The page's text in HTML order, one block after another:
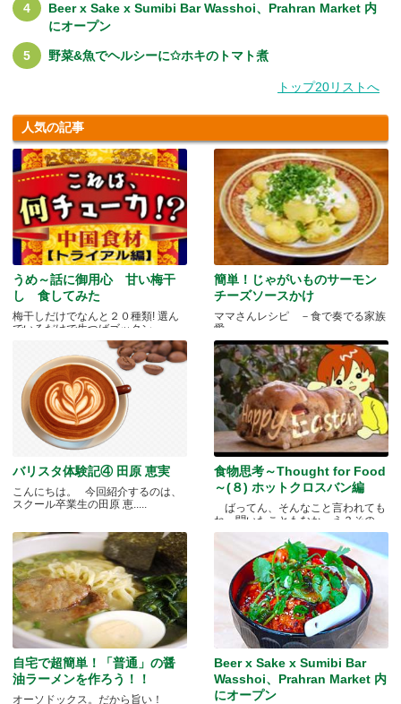
Beer x Sake x Sumibi Bar Wasshoi、Prahran Market 内
にオープン
野菜&魚でヘルシーに✩ホキのトマト煮
トップ20リストへ
人気の記事
うめ～話に御用心 甘い梅干
し 食してみた
梅干しだけでなんと２０種類! 選ん
でいるだけで生つばゴックン。 .....
簡単！じゃがいものサーモン
チーズソースかけ
ママさんレシピ －食で奏でる家族
愛－
バリスタ体験記④ 田原 恵実
こんにちは。 今回紹介するのは、
スクール卒業生の田原 恵.....
食物思考～Thought for Food
～(８) ホットクロスバン編
ばってん、そんなこと言われても
ね、聞いたこともなか。え？その
と.....
自宅で超簡単！「普通」の醤
油ラーメンを作ろう！！
オーソドックス。だから旨い！
Beer x Sake x Sumibi Bar
Wasshoi、Prahran Market 内
にオープン